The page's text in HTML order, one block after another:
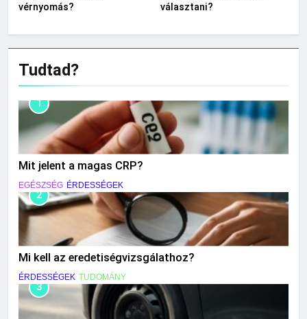
vérnyomás?
választani?
Tudtad?
1
Mit jelent a magas CRP?
EGÉSZSÉG ÉRDESSÉGEK
2
Mi kell az eredetiségvizsgálathoz?
ÉRDESSÉGEK TUDOMÁNY
3